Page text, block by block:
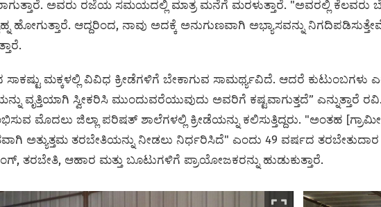
ಅವರು ರಜೆಯ ಸಮಯದಲ್ಲಿ ಮಾತ್ರ ಮನೆಗೆ ಮರಳುತ್ತಾರೆ. "ಅವರಲ್ಲಿ
ಹೋಗುತ್ತಾರೆ. ಆದ್ದರಿಂದ, ನಾವು ಅದಕ್ಕೆ ಅನುಗುಣವಾಗಿ ಅಭ್ಯಾಸವನ್ನು
ಸಾಕಷ್ಟು ಮಕ್ಕಳಲ್ಲಿ ವಿವಿಧ ಕ್ರೀಡೆಗಳಿಗೆ ಬೇಕಾಗುವ ಸಾಮರ್ಥ್ಯವಿದೆ. ಆದರೆ
ವೃತ್ತಿಯಾಗಿ ಸ್ವೀಕರಿಸಿ ಮುಂದುವರೆಯುವುದು ಅವರಿಗೆ ಕಷ್ಟವಾಗುತ್ತದೆ” ಎನ್ನುತ್ತಾರೆ
ಮೊದಲು ಜಿಲ್ಲಾ ಪರಿಷತ್ ಶಾಲೆಗಳಲ್ಲಿ ಕ್ರೀಡೆಯನ್ನು ಕಲಿಸುತ್ತಿದ್ದರು. "ಅಂತಹ
ಅತ್ಯುತ್ತಮ ತರಬೇತಿಯನ್ನು ನೀಡಲು ನಿರ್ಧರಿಸಿದೆ" ಎಂದು 49 ವರ್ಷದ
ತರಬೇತಿ, ಆಹಾರ ಮತ್ತು ಬೂಟುಗಳಿಗೆ ಪ್ರಾಯೋಜಕರನ್ನು ಹುಡುಕುತ್ತಾರೆ.